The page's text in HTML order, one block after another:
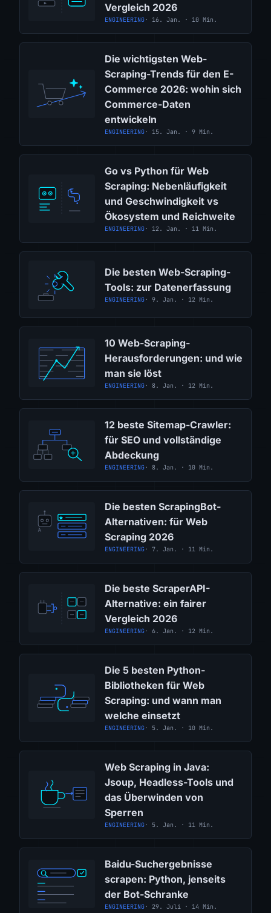
Vergleich 2026
ENGINEERING· 16. Jan. · 10 Min.
Die wichtigsten Web-
Scraping-Trends für den E-
Commerce 2026: wohin sich
Commerce-Daten
entwickeln
ENGINEERING· 15. Jan. · 9 Min.
Go vs Python für Web
Scraping: Nebenläufigkeit
und Geschwindigkeit vs
Ökosystem und Reichweite
ENGINEERING· 12. Jan. · 11 Min.
Die besten Web-Scraping-
Tools: zur Datenerfassung
ENGINEERING· 9. Jan. · 12 Min.
10 Web-Scraping-
Herausforderungen: und wie
man sie löst
ENGINEERING· 8. Jan. · 12 Min.
12 beste Sitemap-Crawler:
für SEO und vollständige
Abdeckung
ENGINEERING· 8. Jan. · 10 Min.
Die besten ScrapingBot-
Alternativen: für Web
Scraping 2026
ENGINEERING· 7. Jan. · 11 Min.
Die beste ScraperAPI-
Alternative: ein fairer
Vergleich 2026
ENGINEERING· 6. Jan. · 12 Min.
Die 5 besten Python-
Bibliotheken für Web
Scraping: und wann man
welche einsetzt
ENGINEERING· 5. Jan. · 10 Min.
Web Scraping in Java:
Jsoup, Headless-Tools und
das Überwinden von
Sperren
ENGINEERING· 5. Jan. · 11 Min.
Baidu-Suchergebnisse
scrapen: Python, jenseits
der Bot-Schranke
ENGINEERING· 29. Juli · 14 Min.